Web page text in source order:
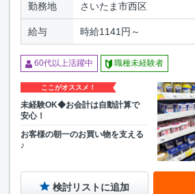
勤務地 さいたま市西区
給与 時給1141円～
60代以上活躍中 職種未経験者
ここがオススメ！
未経験OK◆お会計は自動計算で
安心！
お客様の朝一のお買い物を支える
♪
検討リストに追加